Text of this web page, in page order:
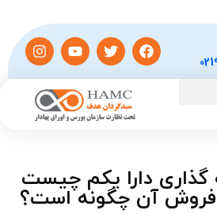
دارا یکم چیست
فروش آن چگونه است؟